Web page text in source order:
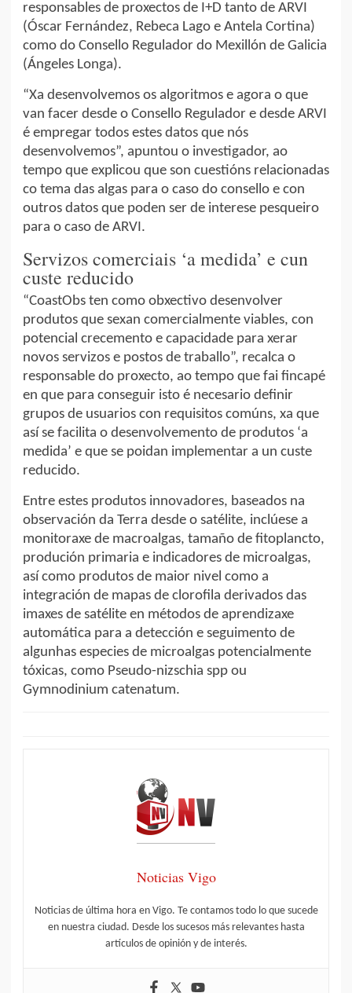
responsables de proxectos de I+D tanto de ARVI
(Óscar Fernández, Rebeca Lago e Antela Cortina)
como do Consello Regulador do Mexillón de Galicia
(Ángeles Longa).
“Xa desenvolvemos os algoritmos e agora o que
van facer desde o Consello Regulador e desde ARVI
é empregar todos estes datos que nós
desenvolvemos”, apuntou o investigador, ao
tempo que explicou que son cuestións relacionadas
co tema das algas para o caso do consello e con
outros datos que poden ser de interese pesqueiro
para o caso de ARVI.
Servizos comerciais ‘a medida’ e cun
custe reducido
“CoastObs ten como obxectivo desenvolver
produtos que sexan comercialmente viables, con
potencial crecemento e capacidade para xerar
novos servizos e postos de traballo”, recalca o
responsable do proxecto, ao tempo que fai fincapé
en que para conseguir isto é necesario definir
grupos de usuarios con requisitos comúns, xa que
así se facilita o desenvolvemento de produtos ‘a
medida’ e que se poidan implementar a un custe
reducido.
Entre estes produtos innovadores, baseados na
observación da Terra desde o satélite, inclúese a
monitoraxe de macroalgas, tamaño de fitoplancto,
produción primaria e indicadores de microalgas,
así como produtos de maior nivel como a
integración de mapas de clorofila derivados das
imaxes de satélite en métodos de aprendizaxe
automática para a detección e seguimento de
algunhas especies de microalgas potencialmente
tóxicas, como Pseudo-nizschia spp ou
Gymnodinium catenatum.
Noticias Vigo
Noticias de última hora en Vigo. Te contamos todo lo que sucede
en nuestra ciudad. Desde los sucesos más relevantes hasta
artículos de opinión y de interés.